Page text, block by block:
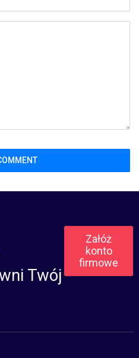
Twój
Załóż
konto
firmowe